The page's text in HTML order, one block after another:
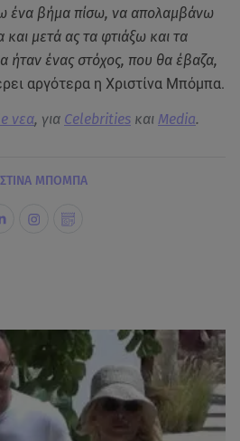
ένα βήμα πίσω, να απολαμβάνω
μετά ας τα φτιάξω και τα
ήταν ένας στόχος, που θα έβαζα,
αργότερα η Χριστίνα Μπόμπα.
νεα, για Celebrities και Media.
ΜΠΟΜΠΑ